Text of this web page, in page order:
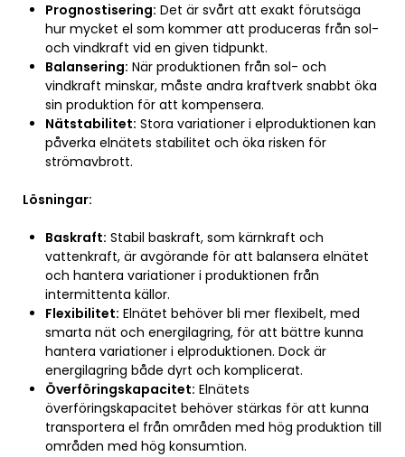
Prognostisering: Det är svårt att exakt förutsäga
hur mycket el som kommer att produceras från sol-
och vindkraft vid en given tidpunkt.
Balansering: När produktionen från sol- och
vindkraft minskar, måste andra kraftverk snabbt öka
sin produktion för att kompensera.
Nätstabilitet: Stora variationer i elproduktionen kan
påverka elnätets stabilitet och öka risken för
strömavbrott.
Lösningar:
Baskraft: Stabil baskraft, som kärnkraft och
vattenkraft, är avgörande för att balansera elnätet
och hantera variationer i produktionen från
intermittenta källor.
Flexibilitet: Elnätet behöver bli mer flexibelt, med
smarta nät och energilagring, för att bättre kunna
hantera variationer i elproduktionen. Dock är
energilagring både dyrt och komplicerat.
Överföringskapacitet: Elnätets
överföringskapacitet behöver stärkas för att kunna
transportera el från områden med hög produktion till
områden med hög konsumtion.